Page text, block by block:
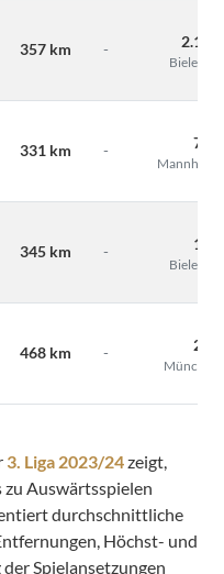
357 km - 2.168
Bielefeld
331 km - 700
Mannheim
345 km - 180
Bielefeld
468 km - 250
München
3. Liga 2023/24zeigt,
zu Auswärtsspielen
durchschnittliche
Höchst- und
Spielansetzungen